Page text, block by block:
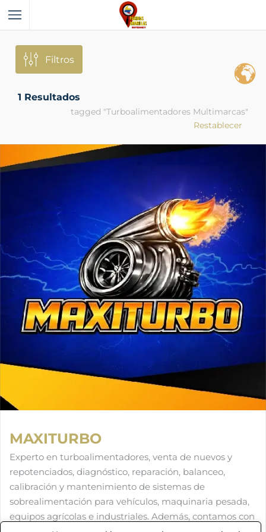
Filtros
1 Resultados
tagged "Turboalimentadores Multimarcas"
Restablecer
MAXITURBO
Experto en turboalimentadores, venta de nuevos y
repotenciados, diagnóstico, reparación, balanceo,
calibración y mantenimiento de sistemas de
sobrealimentación para vehículos, maquinaria pesada,
equipos agrícolas e industriales. Además, contamos con